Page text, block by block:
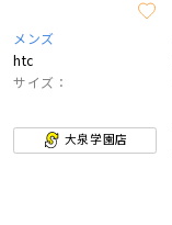
メンズ
htc
サイズ：
大泉学園店